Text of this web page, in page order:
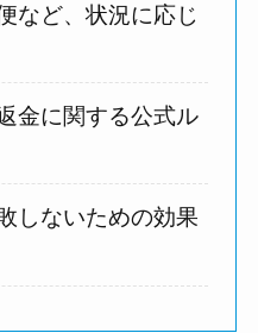
など、状況に応じ
金に関する公式ル
しないための効果